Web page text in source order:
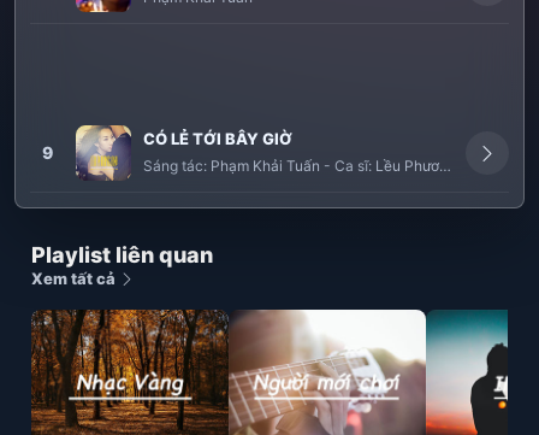
9
CÓ LẺ TỚI BÂY GIỜ
Sáng tác: Phạm Khải Tuấn - Ca sĩ: Lều Phương Anh
Playlist liên quan
Xem tất cả